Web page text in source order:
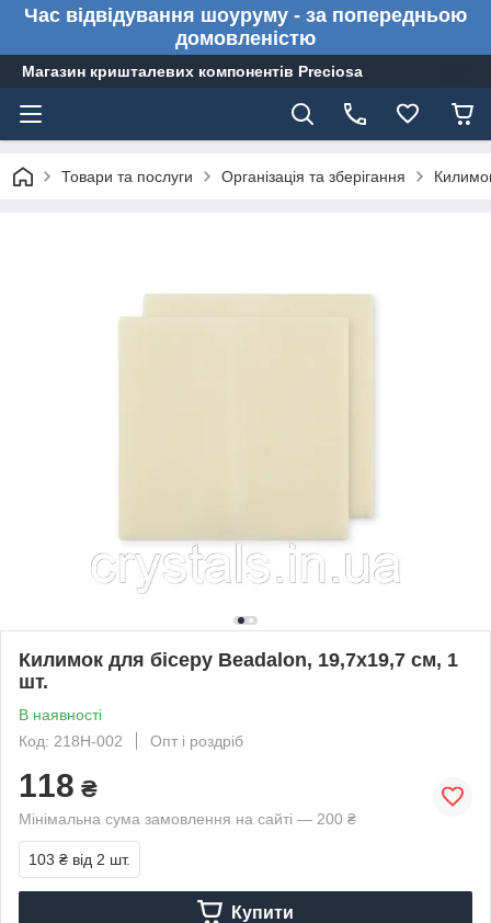
Час відвідування шоуруму - за попередньою
домовленістю
Магазин кришталевих компонентів Preciosa
Товари та послуги Організація та зберігання
Килимок для бісеру Beadalon, 19,7х19,7 см, 1
шт.
В наявності
Код: 218H-002
Опт і роздріб
118 ₴
Мінімальна сума замовлення на сайті — 200 ₴
103 ₴ від 2 шт.
Купити